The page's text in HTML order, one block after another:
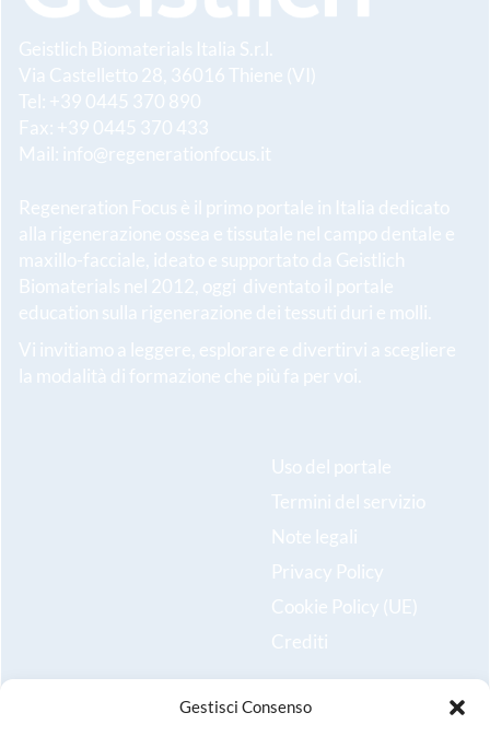
Gestisci Consenso
Geistlich Biomaterials Italia S.r.l.
Via Castelletto 28, 36016 Thiene (VI)
Tel: +39 0445 370 890
Fax: +39 0445 370 433
Mail: info@regenerationfocus.it
Regeneration Focus è il primo portale in Italia dedicato
alla rigenerazione ossea e tissutale nel campo dentale e
maxillo-facciale, ideato e supportato da Geistlich
Biomaterials nel 2012, oggi diventato il portale
education sulla rigenerazione dei tessuti duri e molli.
Vi invitiamo a leggere, esplorare e divertirvi a scegliere
la modalità di formazione che più fa per voi.
Uso del portale
Termini del servizio
Note legali
Privacy Policy
Cookie Policy (UE)
Crediti
Resta aggiornato sulle ultime novità e iscriviti alla nostra